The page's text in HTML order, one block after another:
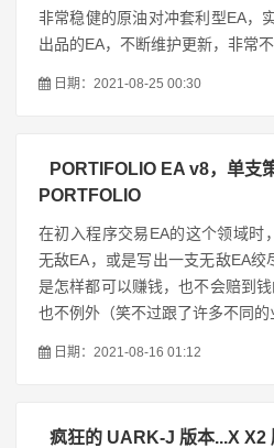
非常稳健的原油对冲套利型EA，
出品的EA，不断维护更新，非常不
日期：2021-08-25 00:30
PORTIFOLIO EA v8，单支
PORTFOLIO
在初入程序交易EA的这个领域时
无敌EA，或是写出一支无敌EA
是怎样都可以赚钱，也不会赔到
也不例外（笑不过跟了许多不同的
日期：2021-08-16 01:12
疯狂的 UARK-J 版本...X X2